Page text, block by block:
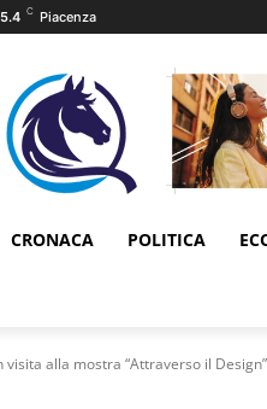
C Piacenza
CRONACA POLITICA
visita alla mostra “Attraverso il